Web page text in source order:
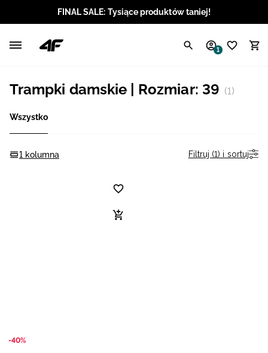
FINAL SALE: Tysiące produktów taniej!
1
Trampki damskie | Rozmiar: 39 (1)
Wszystko
1 kolumna Filtruj (1) i sortuj
-40%
Angielski / USD
Chorwacki / EUR